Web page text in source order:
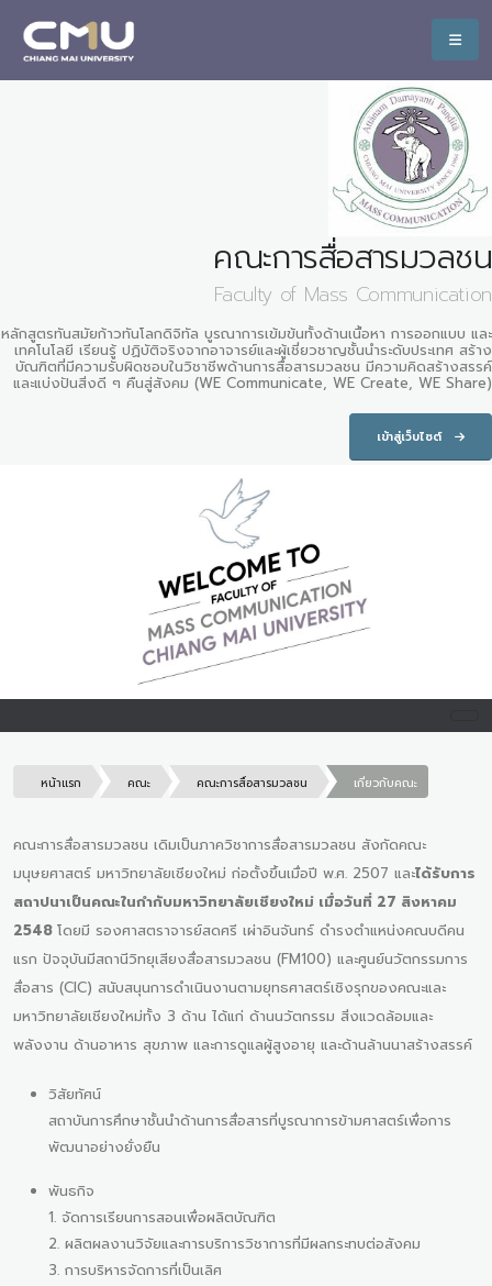
คณะการสื่อสารมวลชน
Faculty of Mass Communication
หลักสูตรทันสมัยก้าวทันโลกดิจิทัล บูรณาการเข้มข้นทั้งด้านเนื้อหา การออกแบบ และ
เทคโนโลยี เรียนรู้ ปฏิบัติจริงจากอาจารย์และผู้เชี่ยวชาญชั้นนำระดับประเทศ สร้าง
บัณฑิตที่มีความรับผิดชอบในวิชาชีพด้านการสื่อสารมวลชน มีความคิดสร้างสรรค์
และแบ่งปันสิ่งดี ๆ คืนสู่สังคม (WE Communicate, WE Create, WE Share)
เข้าสู่เว็บไซต์
หน้าแรก คณะ คณะการสื่อสารมวลชน เกี่ยวกับคณะ
คณะการสื่อสารมวลชน เดิมเป็นภาควิชาการสื่อสารมวลชน สังกัดคณะ
มนุษยศาสตร์ มหาวิทยาลัยเชียงใหม่ ก่อตั้งขึ้นเมื่อปี พ.ศ. 2507 และได้รับการ
สถาปนาเป็นคณะในกำกับมหาวิทยาลัยเชียงใหม่ เมื่อวันที่ 27 สิงหาคม
2548 โดยมี รองศาสตราจารย์สดศรี เผ่าอินจันทร์ ดำรงตำแหน่งคณบดีคน
แรก ปัจจุบันมีสถานีวิทยุเสียงสื่อสารมวลชน (FM100) และศูนย์นวัตกรรมการ
สื่อสาร (CIC) สนับสนุนการดำเนินงานตามยุทธศาสตร์เชิงรุกของคณะและ
มหาวิทยาลัยเชียงใหม่ทั้ง 3 ด้าน ได้แก่ ด้านนวัตกรรม สิ่งแวดล้อมและ
พลังงาน ด้านอาหาร สุขภาพ และการดูแลผู้สูงอายุ และด้านล้านนาสร้างสรรค์
วิสัยทัศน์
สถาบันการศึกษาชั้นนำด้านการสื่อสารที่บูรณาการข้ามศาสตร์เพื่อการ
พัฒนาอย่างยั่งยืน
พันธกิจ
1. จัดการเรียนการสอนเพื่อผลิตบัณฑิต
2. ผลิตผลงานวิจัยและการบริการวิชาการที่มีผลกระทบต่อสังคม
3. การบริหารจัดการที่เป็นเลิศ